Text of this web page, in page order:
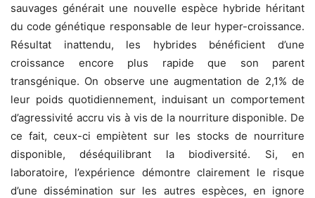
sauvages générait une nouvelle espèce hybride héritant
du code génétique responsable de leur hyper-croissance.
Résultat inattendu, les hybrides bénéficient d’une
croissance encore plus rapide que son parent
transgénique. On observe une augmentation de 2,1% de
leur poids quotidiennement, induisant un comportement
d’agressivité accru vis à vis de la nourriture disponible. De
ce fait, ceux-ci empiètent sur les stocks de nourriture
disponible, déséquilibrant la biodiversité. Si, en
laboratoire, l’expérience démontre clairement le risque
d’une dissémination sur les autres espèces, en ignore